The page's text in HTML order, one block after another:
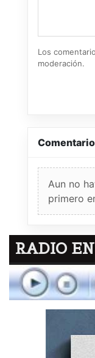
Los
moderación.
Aun no
primero
RADIO